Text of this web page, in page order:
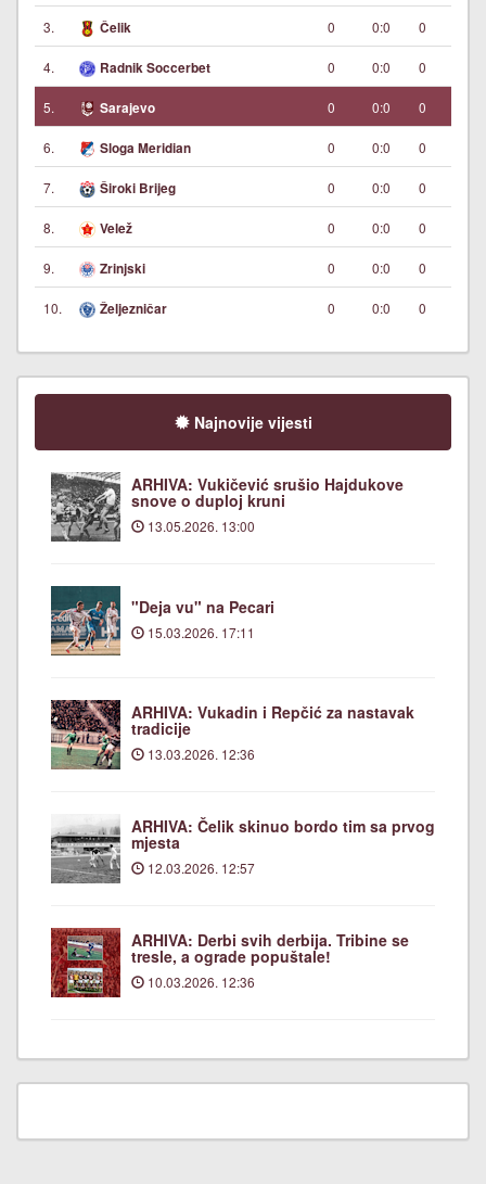
3. Čelik 0 0:0 0
4. Radnik Soccerbet 0 0:0 0
5. Sarajevo 0 0:0 0
6. Sloga Meridian 0 0:0 0
7. Široki Brijeg 0 0:0 0
8. Velež 0 0:0 0
9. Zrinjski 0 0:0 0
10. Željezničar 0 0:0 0
Najnovije vijesti
ARHIVA: Vukičević srušio Hajdukove
snove o duploj kruni
13.05.2026. 13:00
"Deja vu" na Pecari
15.03.2026. 17:11
ARHIVA: Vukadin i Repčić za nastavak
tradicije
13.03.2026. 12:36
ARHIVA: Čelik skinuo bordo tim sa prvog
mjesta
12.03.2026. 12:57
ARHIVA: Derbi svih derbija. Tribine se
tresle, a ograde popuštale!
10.03.2026. 12:36